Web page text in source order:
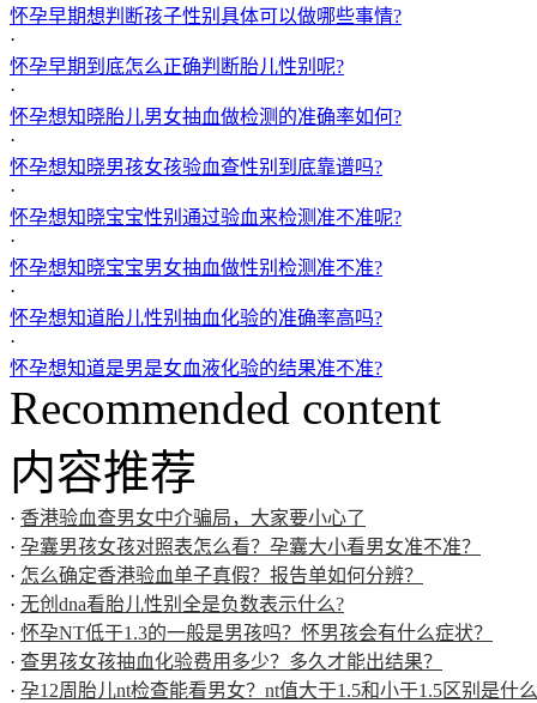
怀孕早期想判断孩子性别具体可以做哪些事情?
·
怀孕早期到底怎么正确判断胎儿性别呢?
·
怀孕想知晓胎儿男女抽血做检测的准确率如何?
·
怀孕想知晓男孩女孩验血查性别到底靠谱吗?
·
怀孕想知晓宝宝性别通过验血来检测准不准呢?
·
怀孕想知晓宝宝男女抽血做性别检测准不准?
·
怀孕想知道胎儿性别抽血化验的准确率高吗?
·
怀孕想知道是男是女血液化验的结果准不准?
Recommended content
内容推荐
· 香港验血查男女中介骗局，大家要小心了
· 孕囊男孩女孩对照表怎么看？孕囊大小看男女准不准？
· 怎么确定香港验血单子真假？报告单如何分辨？
· 无创dna看胎儿性别全是负数表示什么?
· 怀孕NT低于1.3的一般是男孩吗？怀男孩会有什么症状？
· 查男孩女孩抽血化验费用多少？多久才能出结果？
· 孕12周胎儿nt检查能看男女？nt值大于1.5和小于1.5区别是什